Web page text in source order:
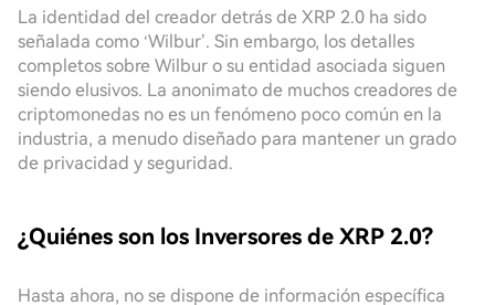
La identidad del creador detrás de XRP 2.0 ha sido
señalada como ‘Wilbur’. Sin embargo, los detalles
completos sobre Wilbur o su entidad asociada siguen
siendo elusivos. La anonimato de muchos creadores de
criptomonedas no es un fenómeno poco común en la
industria, a menudo diseñado para mantener un grado
de privacidad y seguridad.
¿Quiénes son los Inversores de XRP 2.0?
Hasta ahora, no se dispone de información específica